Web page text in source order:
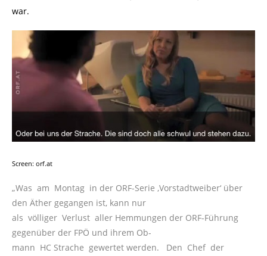
war.
Screen: orf.at
„Was am Montag in der ORF-Serie ‚Vorstadtweiber‘ über
den Äther gegangen ist, kann nur
als völliger Verlust aller Hemmungen der ORF-Führung
gegenüber der FPÖ und ihrem Ob-
mann HC Strache gewertet werden. Den Chef der